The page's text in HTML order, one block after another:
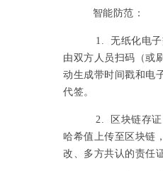
智能防范：
1. 无纸化电子
由双方人员扫码（或
动生成带时间戳和电
代签。
2. 区块链存证
哈希值上传至区块链
改、多方共认的责任